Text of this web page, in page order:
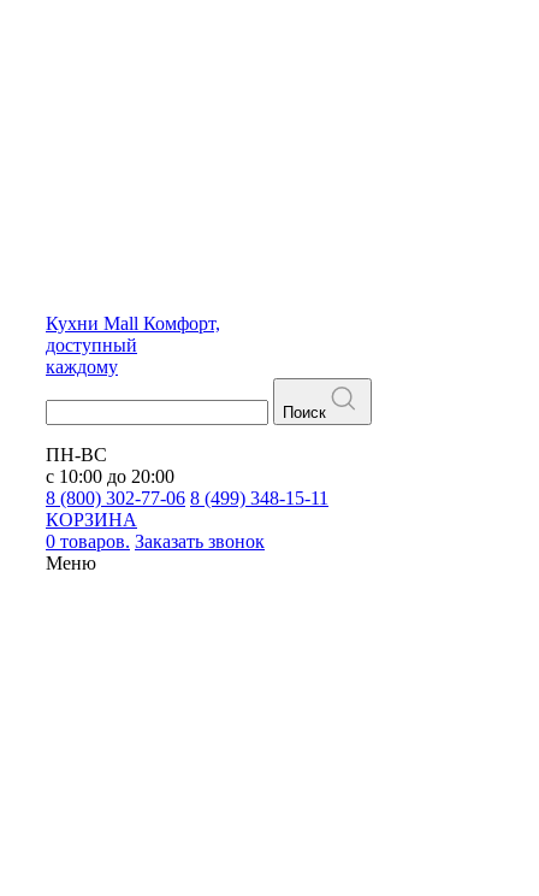
Кухни Mall Комфорт,
доступный
каждому
Поиск
ПН-ВС
с 10:00 до 20:00
8 (800) 302-77-06 8 (499) 348-15-11
КОРЗИНА
0 товаров. Заказать звонок
Меню